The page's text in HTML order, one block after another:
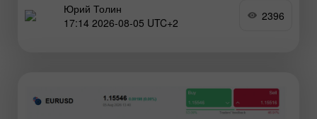
ослабления доллара США и смешанных
геополитических сигналов. Однако
Юрий Толин
17:14 2026-08-05 UTC+2
2396